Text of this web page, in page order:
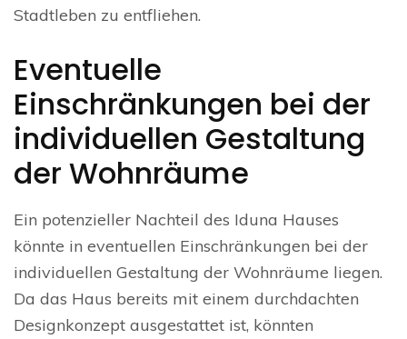
Stadtleben zu entfliehen.
Eventuelle
Einschränkungen bei der
individuellen Gestaltung
der Wohnräume
Ein potenzieller Nachteil des Iduna Hauses
könnte in eventuellen Einschränkungen bei der
individuellen Gestaltung der Wohnräume liegen.
Da das Haus bereits mit einem durchdachten
Designkonzept ausgestattet ist, könnten